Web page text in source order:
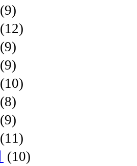
(9)
(12)
(9)
(9)
(10)
(8)
(9)
(11)
(10)